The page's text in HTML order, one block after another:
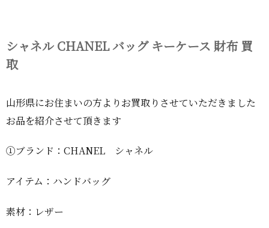
シャネル CHANEL バッグ キーケース 財布 買
取
山形県にお住まいの方よりお買取りさせていただきました
お品を紹介させて頂きます
①ブランド：CHANEL シャネル
アイテム：ハンドバッグ
素材：レザー